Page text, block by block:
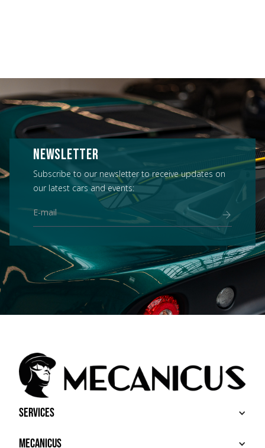
NEWSLETTER
Subscribe to our newsletter to receive updates on
our latest cars and events:
Services
BUY
Mecanicus